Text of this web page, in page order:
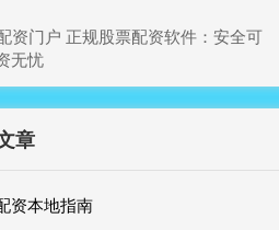
资门户 正规股票配资软件：安全可
无忧
章
资本地指南